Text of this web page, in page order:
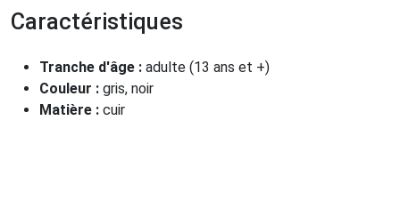
Caractéristiques
Tranche d'âge : adulte (13 ans et +)
Couleur : gris, noir
Matière : cuir